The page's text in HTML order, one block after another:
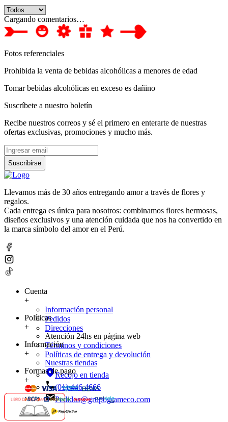
Cargando comentarios…
Fotos referenciales
Prohibida la venta de bebidas alcohólicas a menores de edad
Tomar bebidas alcohólicas en exceso es dañino
Suscríbete a nuestro boletín
Recibe nuestros correos y sé el primero en enterarte de nuestras
ofertas exclusivas, promociones y mucho más.
Suscribirse
Llevamos más de 30 años entregando amor a través de flores y
regalos.
Cada entrega es única para nosotros: combinamos flores hermosas,
diseños exclusivos y una atención cuidada que nos ha convertido en
la marca símbolo del amor en el Perú.
Cuenta
+
Información personal
Pedidos
Direcciones
Políticas
+
Atención 24hs en página web
Términos y condiciones
Políticas de entrega y devolución
Información
+
Nuestras tiendas
Recojo en tienda
(01) 446 4666
Pedidos@grupogrameco.com
Formas de pago
+